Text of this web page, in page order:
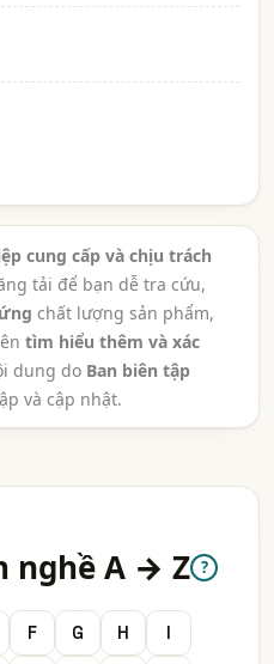
cung cấp và chịu trách
tải để bạn dễ tra cứu,
chất lượng sản phẩm,
tìm hiểu thêm và xác
dung do Ban biên tập
và cập nhật.
nghề A → Z ?
F G H
I